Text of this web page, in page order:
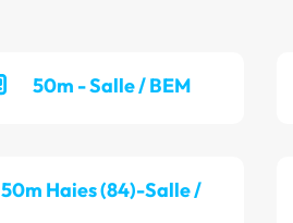
50m - Salle / BEM
50m Haies (84)-Salle /